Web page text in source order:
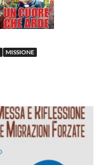
MISSIONE